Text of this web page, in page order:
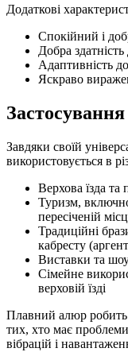
Додаткові
Спокійний і
Добра
Адаптивність
Яскраво
Застосування
Завдяки своїй
використовується в
Верхова їзда та
Туризм,
пересіченій
Традиційні
кабресту
Виставки та
Сімейне
верховій їзді
Плавний алюр робить
тих, хто має
вібрацій і